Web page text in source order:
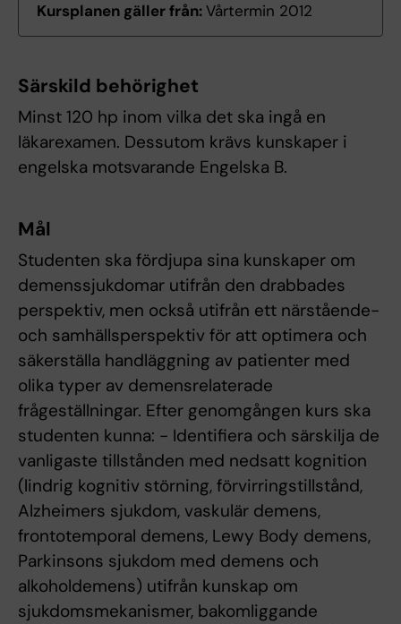
Kursplanen gäller från:Vårtermin 2012
Särskild behörighet
Minst 120 hp inom vilka det ska ingå en
läkarexamen. Dessutom krävs kunskaper i
engelska motsvarande Engelska B.
Mål
Studenten ska fördjupa sina kunskaper om
demenssjukdomar utifrån den drabbades
perspektiv, men också utifrån ett närstående-
och samhällsperspektiv för att optimera och
säkerställa handläggning av patienter med
olika typer av demensrelaterade
frågeställningar. Efter genomgången kurs ska
studenten kunna: - Identifiera och särskilja de
vanligaste tillstånden med nedsatt kognition
(lindrig kognitiv störning, förvirringstillstånd,
Alzheimers sjukdom, vaskulär demens,
frontotemporal demens, Lewy Body demens,
Parkinsons sjukdom med demens och
alkoholdemens) utifrån kunskap om
sjukdomsmekanismer, bakomliggande